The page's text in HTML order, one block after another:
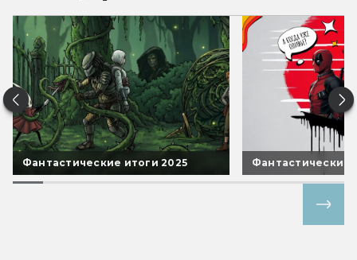
Фантастические итоги 2025 Фантастические